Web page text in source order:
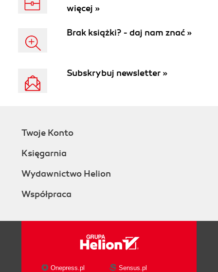
więcej »
Brak książki? - daj nam znać »
Subskrybuj newsletter »
Twoje Konto
Księgarnia
Wydawnictwo Helion
Współpraca
Onepress.pl
Sensus.pl